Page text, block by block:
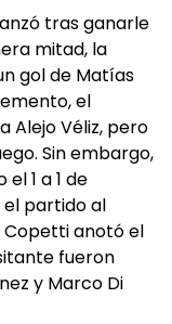
tras ganarle
mitad, la
gol de Matías
el
Alejo Véliz, pero
Sin embargo,
1 a 1 de
partido al
Copetti anotó el
fueron
y Marco Di